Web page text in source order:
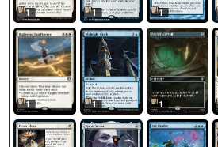
1 1 1
1 1 1